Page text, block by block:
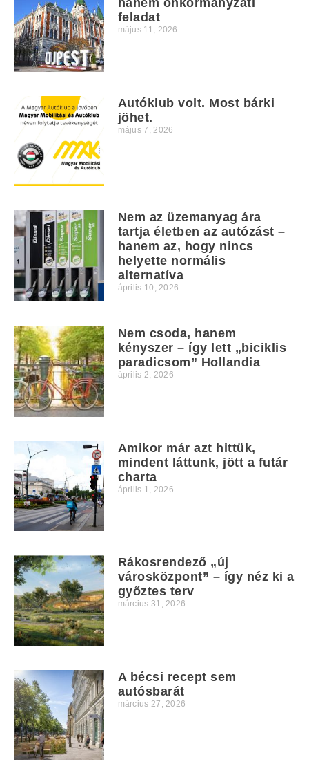
hanem önkormányzati
feladat
május 11, 2026
Autóklub volt. Most bárki
jöhet.
május 7, 2026
Nem az üzemanyag ára
tartja életben az autózást –
hanem az, hogy nincs
helyette normális
alternatíva
április 10, 2026
Nem csoda, hanem
kényszer – így lett „biciklis
paradicsom” Hollandia
április 2, 2026
Amikor már azt hittük,
mindent láttunk, jött a futár
charta
április 1, 2026
Rákosrendező „új
városközpont” – így néz ki a
győztes terv
március 31, 2026
A bécsi recept sem
autósbarát
március 27, 2026